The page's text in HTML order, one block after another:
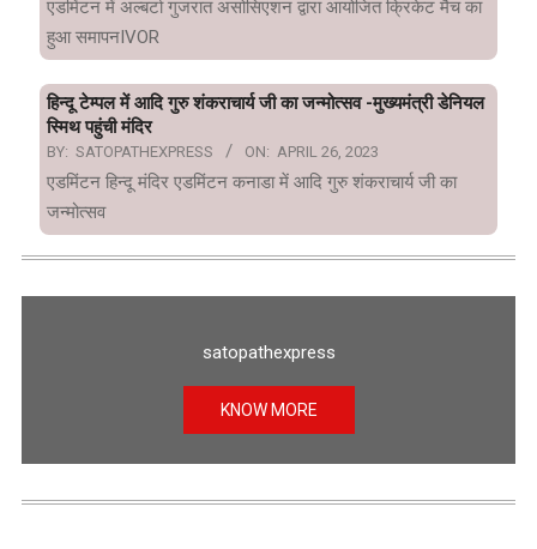
एडमिंटन में अल्बर्टा गुजरात असोसिएशन द्वारा आयोजित क्रिकेट मैच का
हुआ समापनIVOR
हिन्दू टेम्पल में आदि गुरु शंकराचार्य जी का जन्मोत्सव -मुख्यमंत्री डेनियल
स्मिथ पहुंची मंदिर
BY: SATOPATHEXPRESS ON: APRIL 26, 2023
एडमिंटन हिन्दू मंदिर एडमिंटन कनाडा में आदि गुरु शंकराचार्य जी का
जन्मोत्सव
satopathexpress
KNOW MORE